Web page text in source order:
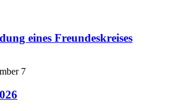
eines Freundeskreises
7